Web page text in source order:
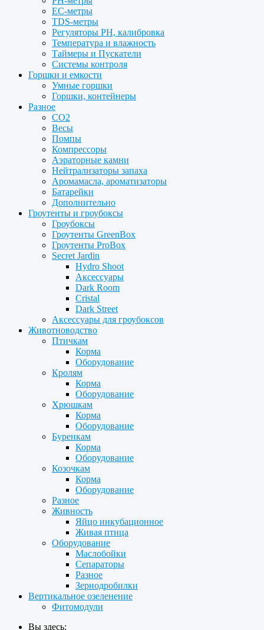
EC-метры
TDS-метры
Регуляторы PH, калибровка
Температура и влажность
Таймеры и Пускатели
Системы контроля
Горшки и емкости
Умные горшки
Горшки, контейнеры
Разное
CO2
Весы
Помпы
Компрессоры
Аэраторные камни
Нейтрализаторы запаха
Аромамасла, ароматизаторы
Батарейки
Дополнительно
Гроутенты и гроубоксы
Гроубоксы
Гроутенты GreenBox
Гроутенты ProBox
Secret Jardin
Hydro Shoot
Аксессуары
Dark Room
Cristal
Dark Street
Аксессуары для гроубоксов
Животноводство
Птичкам
Корма
Оборудование
Кролям
Корма
Оборудование
Хрюшкам
Корма
Оборудование
Буренкам
Корма
Оборудование
Козочкам
Корма
Оборудование
Разное
Живность
Яйцо инкубационное
Живая птица
Оборудование
Маслобойки
Сепараторы
Разное
Зернодробилки
Вертикальное озеленение
Фитомодули
Вы здесь: